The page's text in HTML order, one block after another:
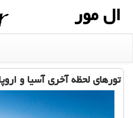
ال مور
تورهای لحظه آخری آسیا و